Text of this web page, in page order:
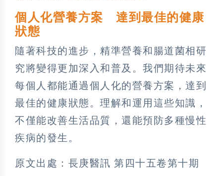
個人化營養方案 達到最佳的健康
狀態
隨著科技的進步，精準營養和腸道菌相研
究將變得更加深入和普及。我們期待未來
每個人都能通過個人化的營養方案，達到
最佳的健康狀態。理解和運用這些知識，
不僅能改善生活品質，還能預防多種慢性
疾病的發生。
原文出處：長庚醫訊 第四十五卷第十期